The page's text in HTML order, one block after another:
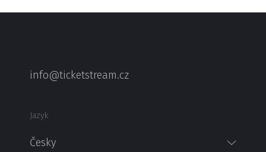
info@ticketstream.cz
Jazyk
Česky